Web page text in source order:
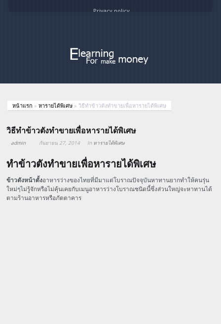
Privacy policy
หน้าแรก »หารายได้พิเศษ »วิธีทำข้าวตังทำขายเพื่อหารายได้พิเศษ
วิธีทำข้าวตังทำขายเพื่อหารายได้พิเศษ
admin กันยายน 27, 2014 In หารายได้พิเศษ
ทำข้าวตังทำขายเพื่อหารายได้พิเศษ
ข้าวตังหน้าตั้งอาหารว่างของไทยที่มีมาแต่โบราณปัจจุบันหาทานยากทำให้คนรุ่น
ใหม่ๆไม่รู้จักหรือไม่คุ้นเคยกับเมนูอาหารว่างโบราณชนิดนี้ซึ่งส่วนใหญ่จะหาทานได้
ตามร้านอาหารหรือภัตตาคาร